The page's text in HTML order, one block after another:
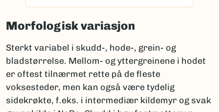
Morfologisk variasjon
Sterkt variabel i skudd-, hode-, grein- og
bladstørrelse. Mellom- og yttergreinene i hodet
er oftest tilnærmet rette på de fleste
voksesteder, men kan også være tydelig
sidekrøkte, f.eks. i intermediær kildemyr og svak